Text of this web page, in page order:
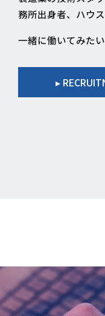
務所出身者、ハウ
一緒に働いてみた